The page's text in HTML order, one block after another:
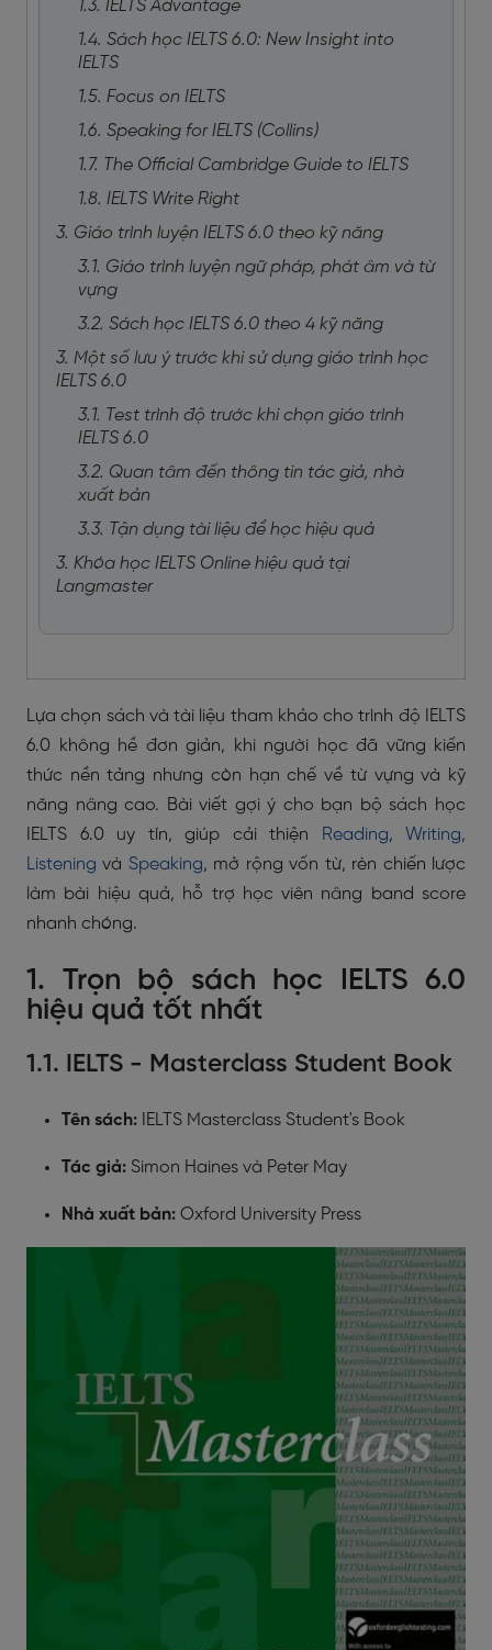
1.3. IELTS Advantage
1.4. Sách học IELTS 6.0: New Insight into
IELTS
1.5. Focus on IELTS
1.6. Speaking for IELTS (Collins)
1.7. The Official Cambridge Guide to IELTS
1.8. IELTS Write Right
3. Giáo trình luyện IELTS 6.0 theo kỹ năng
3.1. Giáo trình luyện ngữ pháp, phát âm và từ
vựng
3.2. Sách học IELTS 6.0 theo 4 kỹ năng
3. Một số lưu ý trước khi sử dụng giáo trình học
IELTS 6.0
3.1. Test trình độ trước khi chọn giáo trình
IELTS 6.0
3.2. Quan tâm đến thông tin tác giả, nhà
xuất bản
3.3. Tận dụng tài liệu để học hiệu quả
3. Khóa học IELTS Online hiệu quả tại
Langmaster
Lựa chọn sách và tài liệu tham khảo cho trình độ IELTS
6.0 không hề đơn giản, khi người học đã vững kiến
thức nền tảng nhưng còn hạn chế về từ vựng và kỹ
năng nâng cao. Bài viết gợi ý cho bạn bộ sách học
IELTS 6.0 uy tín, giúp cải thiện
Reading, Writing,
Listening và Speaking, mở rộng vốn từ, rèn chiến lược
làm bài hiệu quả, hỗ trợ học viên nâng band score
nhanh chóng.
1. Trọn bộ sách học IELTS 6.0
hiệu quả tốt nhất
1.1. IELTS - Masterclass Student Book
Tên sách: IELTS Masterclass Student's Book
Tác giả: Simon Haines và Peter May
Nhà xuất bản: Oxford University Press